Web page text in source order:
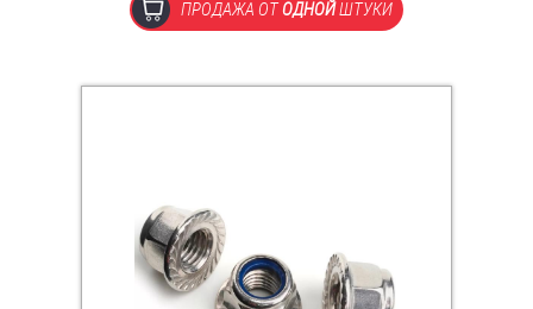
Дюймовый крепёж
Инструмент
Крюки, кольца с метрической резьбой
ПРОДАЖА ОТОДНОЙШТУКИ